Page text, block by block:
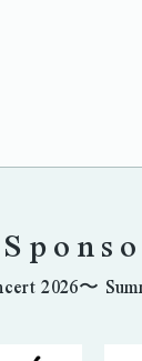
2026〜